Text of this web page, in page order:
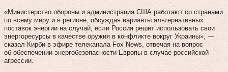
«Министерство обороны и администрация США работают со странами
по всему миру и в регионе, обсуждая варианты альтернативных
поставок энергии на случай, если Россия решит использовать свои
энергоресурсы в качестве оружия в конфликте вокруг Украины», —
сказал Кирби в эфире телеканала Fox News, отвечая на вопрос
об обеспечении энергобезопасности Европы в случае российской
агрессии.